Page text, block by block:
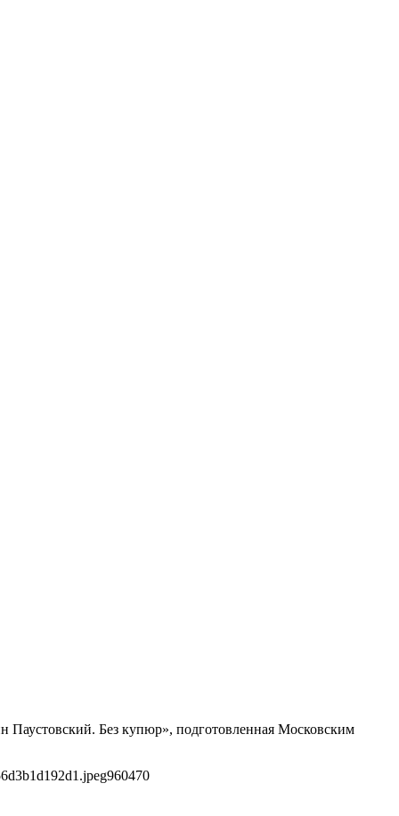
Паустовский. Без купюр», подготовленная Московским
960470